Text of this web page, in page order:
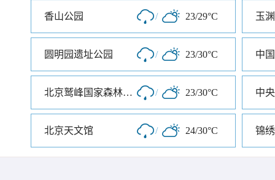
香山公园 / 23/29°C 玉
圆明园遗址公园 / 23/30°C
北京鹫峰国家森林公园 / 23/30°C 中
北京天文馆 / 24/30°C